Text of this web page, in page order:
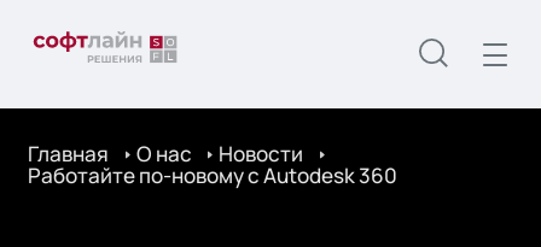
Главная О нас Новости
Работайте по-новому с Autodesk 360